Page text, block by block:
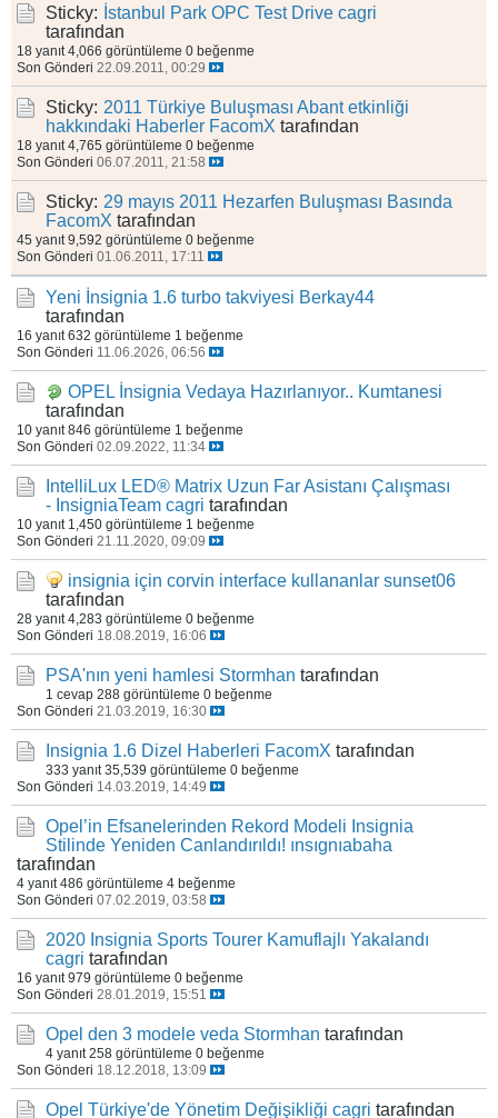
Sticky: İstanbul Park OPC Test Drive cagri
tarafından
18 yanıt 4,066 görüntüleme 0 beğenme
Son Gönderi 22.09.2011, 00:29
Sticky: 2011 Türkiye Buluşması Abant etkinliği
hakkındaki Haberler FacomX tarafından
18 yanıt 4,765 görüntüleme 0 beğenme
Son Gönderi 06.07.2011, 21:58
Sticky: 29 mayıs 2011 Hezarfen Buluşması Basında
FacomX tarafından
45 yanıt 9,592 görüntüleme 0 beğenme
Son Gönderi 01.06.2011, 17:11
Yeni İnsignia 1.6 turbo takviyesi Berkay44
tarafından
16 yanıt 632 görüntüleme 1 beğenme
Son Gönderi 11.06.2026, 06:56
OPEL İnsignia Vedaya Hazırlanıyor.. Kumtanesi
tarafından
10 yanıt 846 görüntüleme 1 beğenme
Son Gönderi 02.09.2022, 11:34
IntelliLux LED® Matrix Uzun Far Asistanı Çalışması
- InsigniaTeam cagri tarafından
10 yanıt 1,450 görüntüleme 1 beğenme
Son Gönderi 21.11.2020, 09:09
insignia için corvin interface kullananlar sunset06
tarafından
28 yanıt 4,283 görüntüleme 0 beğenme
Son Gönderi 18.08.2019, 16:06
PSA'nın yeni hamlesi Stormhan tarafından
1 cevap 288 görüntüleme 0 beğenme
Son Gönderi 21.03.2019, 16:30
Insignia 1.6 Dizel Haberleri FacomX tarafından
333 yanıt 35,539 görüntüleme 0 beğenme
Son Gönderi 14.03.2019, 14:49
Opel’in Efsanelerinden Rekord Modeli Insignia
Stilinde Yeniden Canlandırıldı! ınsıgnıabaha
tarafından
4 yanıt 486 görüntüleme 4 beğenme
Son Gönderi 07.02.2019, 03:58
2020 Insignia Sports Tourer Kamuflajlı Yakalandı
cagri tarafından
16 yanıt 979 görüntüleme 0 beğenme
Son Gönderi 28.01.2019, 15:51
Opel den 3 modele veda Stormhan tarafından
4 yanıt 258 görüntüleme 0 beğenme
Son Gönderi 18.12.2018, 13:09
Opel Türkiye'de Yönetim Değişikliği cagri tarafından